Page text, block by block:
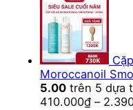
Moroccanoil
5.00 trên 5 dựa
410.000₫ –